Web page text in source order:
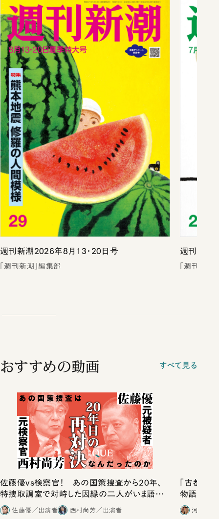
週刊新潮2026年8月13・20日号
「週刊新潮」編集部
週刊新潮
「週刊新潮
おすすめの動画 すべて見る
佐藤優vs検察官！ あの国策捜査から20年、
特捜取調室で対峙した因縁の二人がいま語り
合ったこと
佐藤優／出演者 西村尚芳／出演者
「古都」
物語」に
河野有